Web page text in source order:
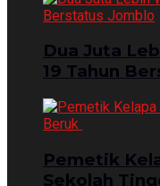
Dua Juta
19 Tahun
Pemetik
Sekolah